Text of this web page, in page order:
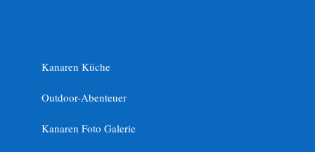
Kanaren Küche
Outdoor-Abenteuer
Kanaren Foto Galerie